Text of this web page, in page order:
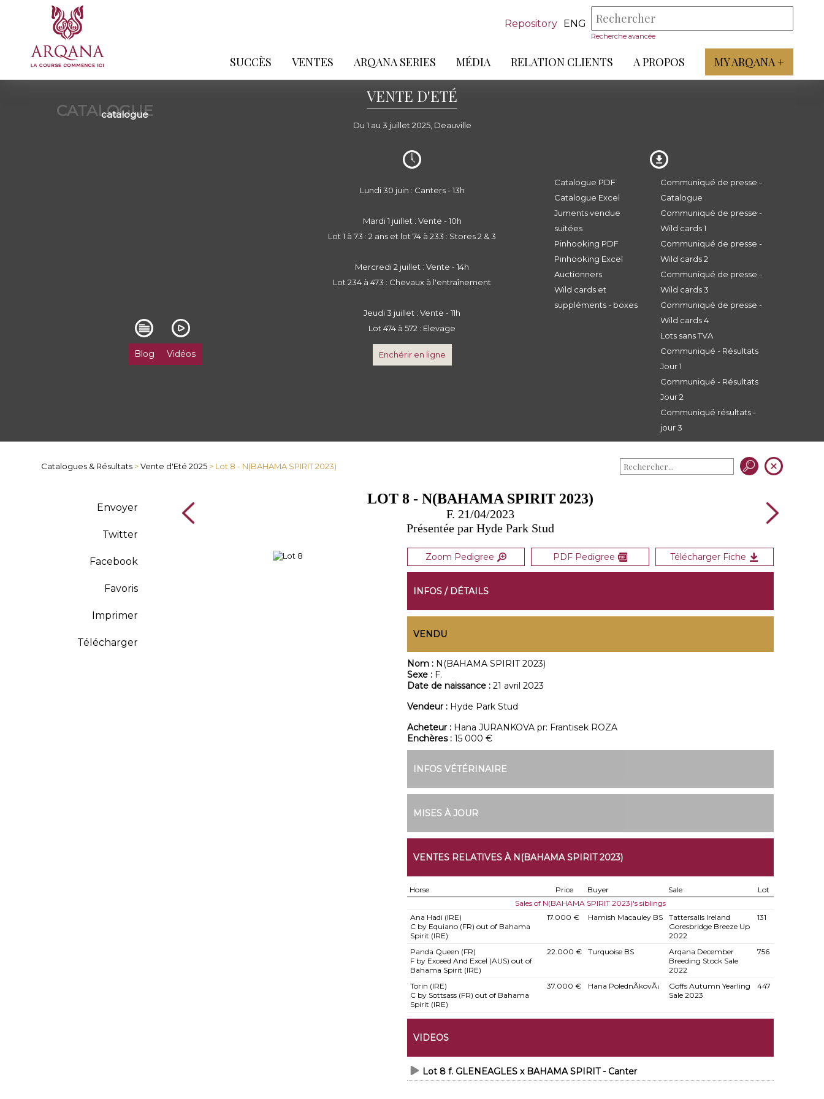
Repository ENG
Recherche avancée
SUCCÈS VENTES ARQANA SERIES MÉDIA RELATION CLIENTS A PROPOS MY ARQANA +
CATALOGUE
catalogue
VENTE D'ETÉ
Du 1 au 3 juillet 2025, Deauville
Blog Vidéos
Lundi 30 juin : Canters - 13h
Mardi 1 juillet : Vente - 10h
Lot 1 à 73 : 2 ans et lot 74 à 233 : Stores 2 & 3
Mercredi 2 juillet : Vente - 14h
Lot 234 à 473 : Chevaux à l'entraînement
Jeudi 3 juillet : Vente - 11h
Lot 474 à 572 : Elevage
Enchérir en ligne
Catalogue PDF
Catalogue Excel
Juments vendue
suitées
Pinhooking PDF
Pinhooking Excel
Auctionners
Wild cards et
suppléments - boxes
Communiqué de presse -
Catalogue
Communiqué de presse -
Wild cards 1
Communiqué de presse -
Wild cards 2
Communiqué de presse -
Wild cards 3
Communiqué de presse -
Wild cards 4
Lots sans TVA
Communiqué - Résultats
Jour 1
Communiqué - Résultats
Jour 2
Communiqué résultats -
jour 3
Catalogues & Résultats >Vente d'Eté 2025 > Lot 8 - N(BAHAMA SPIRIT 2023)
Envoyer
Twitter
Facebook
Favoris
Imprimer
Télécharger
LOT 8 - N(BAHAMA SPIRIT 2023)
F. 21/04/2023
Présentée par Hyde Park Stud
Zoom Pedigree PDF Pedigree Télécharger Fiche
INFOS / DÉTAILS
VENDU
Nom : N(BAHAMA SPIRIT 2023)
Sexe : F.
Date de naissance : 21 avril 2023
Vendeur : Hyde Park Stud
Acheteur : Hana JURANKOVA pr: Frantisek ROZA
Enchères : 15 000 €
INFOS VÉTÉRINAIRE
MISES À JOUR
VENTES RELATIVES À N(BAHAMA SPIRIT 2023)
Horse Price Buyer Sale
Lot
Sales of N(BAHAMA SPIRIT 2023)'s siblings
Ana Hadi (IRE)
C by Equiano (FR) out of Bahama
Spirit (IRE)
17.000 € Hamish Macauley BS
Tattersalls Ireland
Goresbridge Breeze Up
2022
131
Panda Queen (FR)
F by Exceed And Excel (AUS) out of
Bahama Spirit (IRE)
22.000 € Turquoise BS
Arqana December
Breeding Stock Sale
2022
756
Torin (IRE)
C by Sottsass (FR) out of Bahama
Spirit (IRE)
37.000 € Hana PolednÃ­kovÃ¡
Goffs Autumn Yearling
Sale 2023
447
VIDEOS
Lot 8 f. GLENEAGLES x BAHAMA SPIRIT - Canter